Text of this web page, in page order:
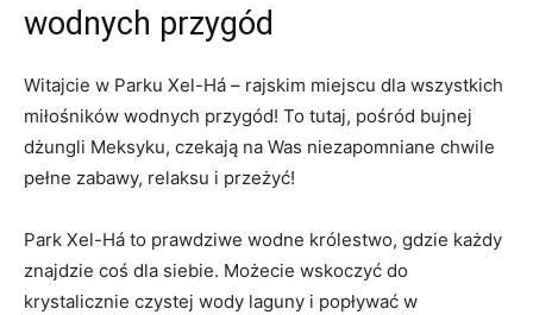
wodnych przygód
Witajcie w‍ Parku Xel-Há – rajskim miejscu ⁣dla wszystkich​
miłośników wodnych przygód! ‍To tutaj, pośród bujnej
dżungli Meksyku, czekają na Was ⁣niezapomniane chwile
pełne zabawy, ‌relaksu i przeżyć!
Park Xel-Há to prawdziwe wodne królestwo, gdzie każdy
znajdzie coś⁢ dla⁢ siebie. Możecie wskoczyć do
krystalicznie czystej wody laguny i popływać⁤ w